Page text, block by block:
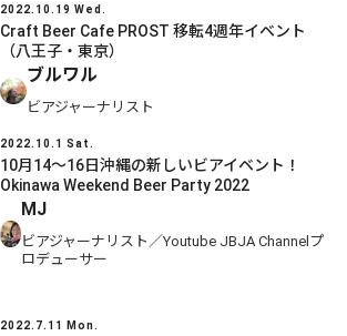
2022.10.19 Wed.
Craft Beer Cafe PROST 移転4週年イベント
（八王子・東京）
ブルワル
ビアジャーナリスト
2022.10.1 Sat.
10月14～16日沖縄の新しいビアイベント！
Okinawa Weekend Beer Party 2022
MJ
ビアジャーナリスト／Youtube JBJA Channelプ
ロデューサー
2022.7.11 Mon.